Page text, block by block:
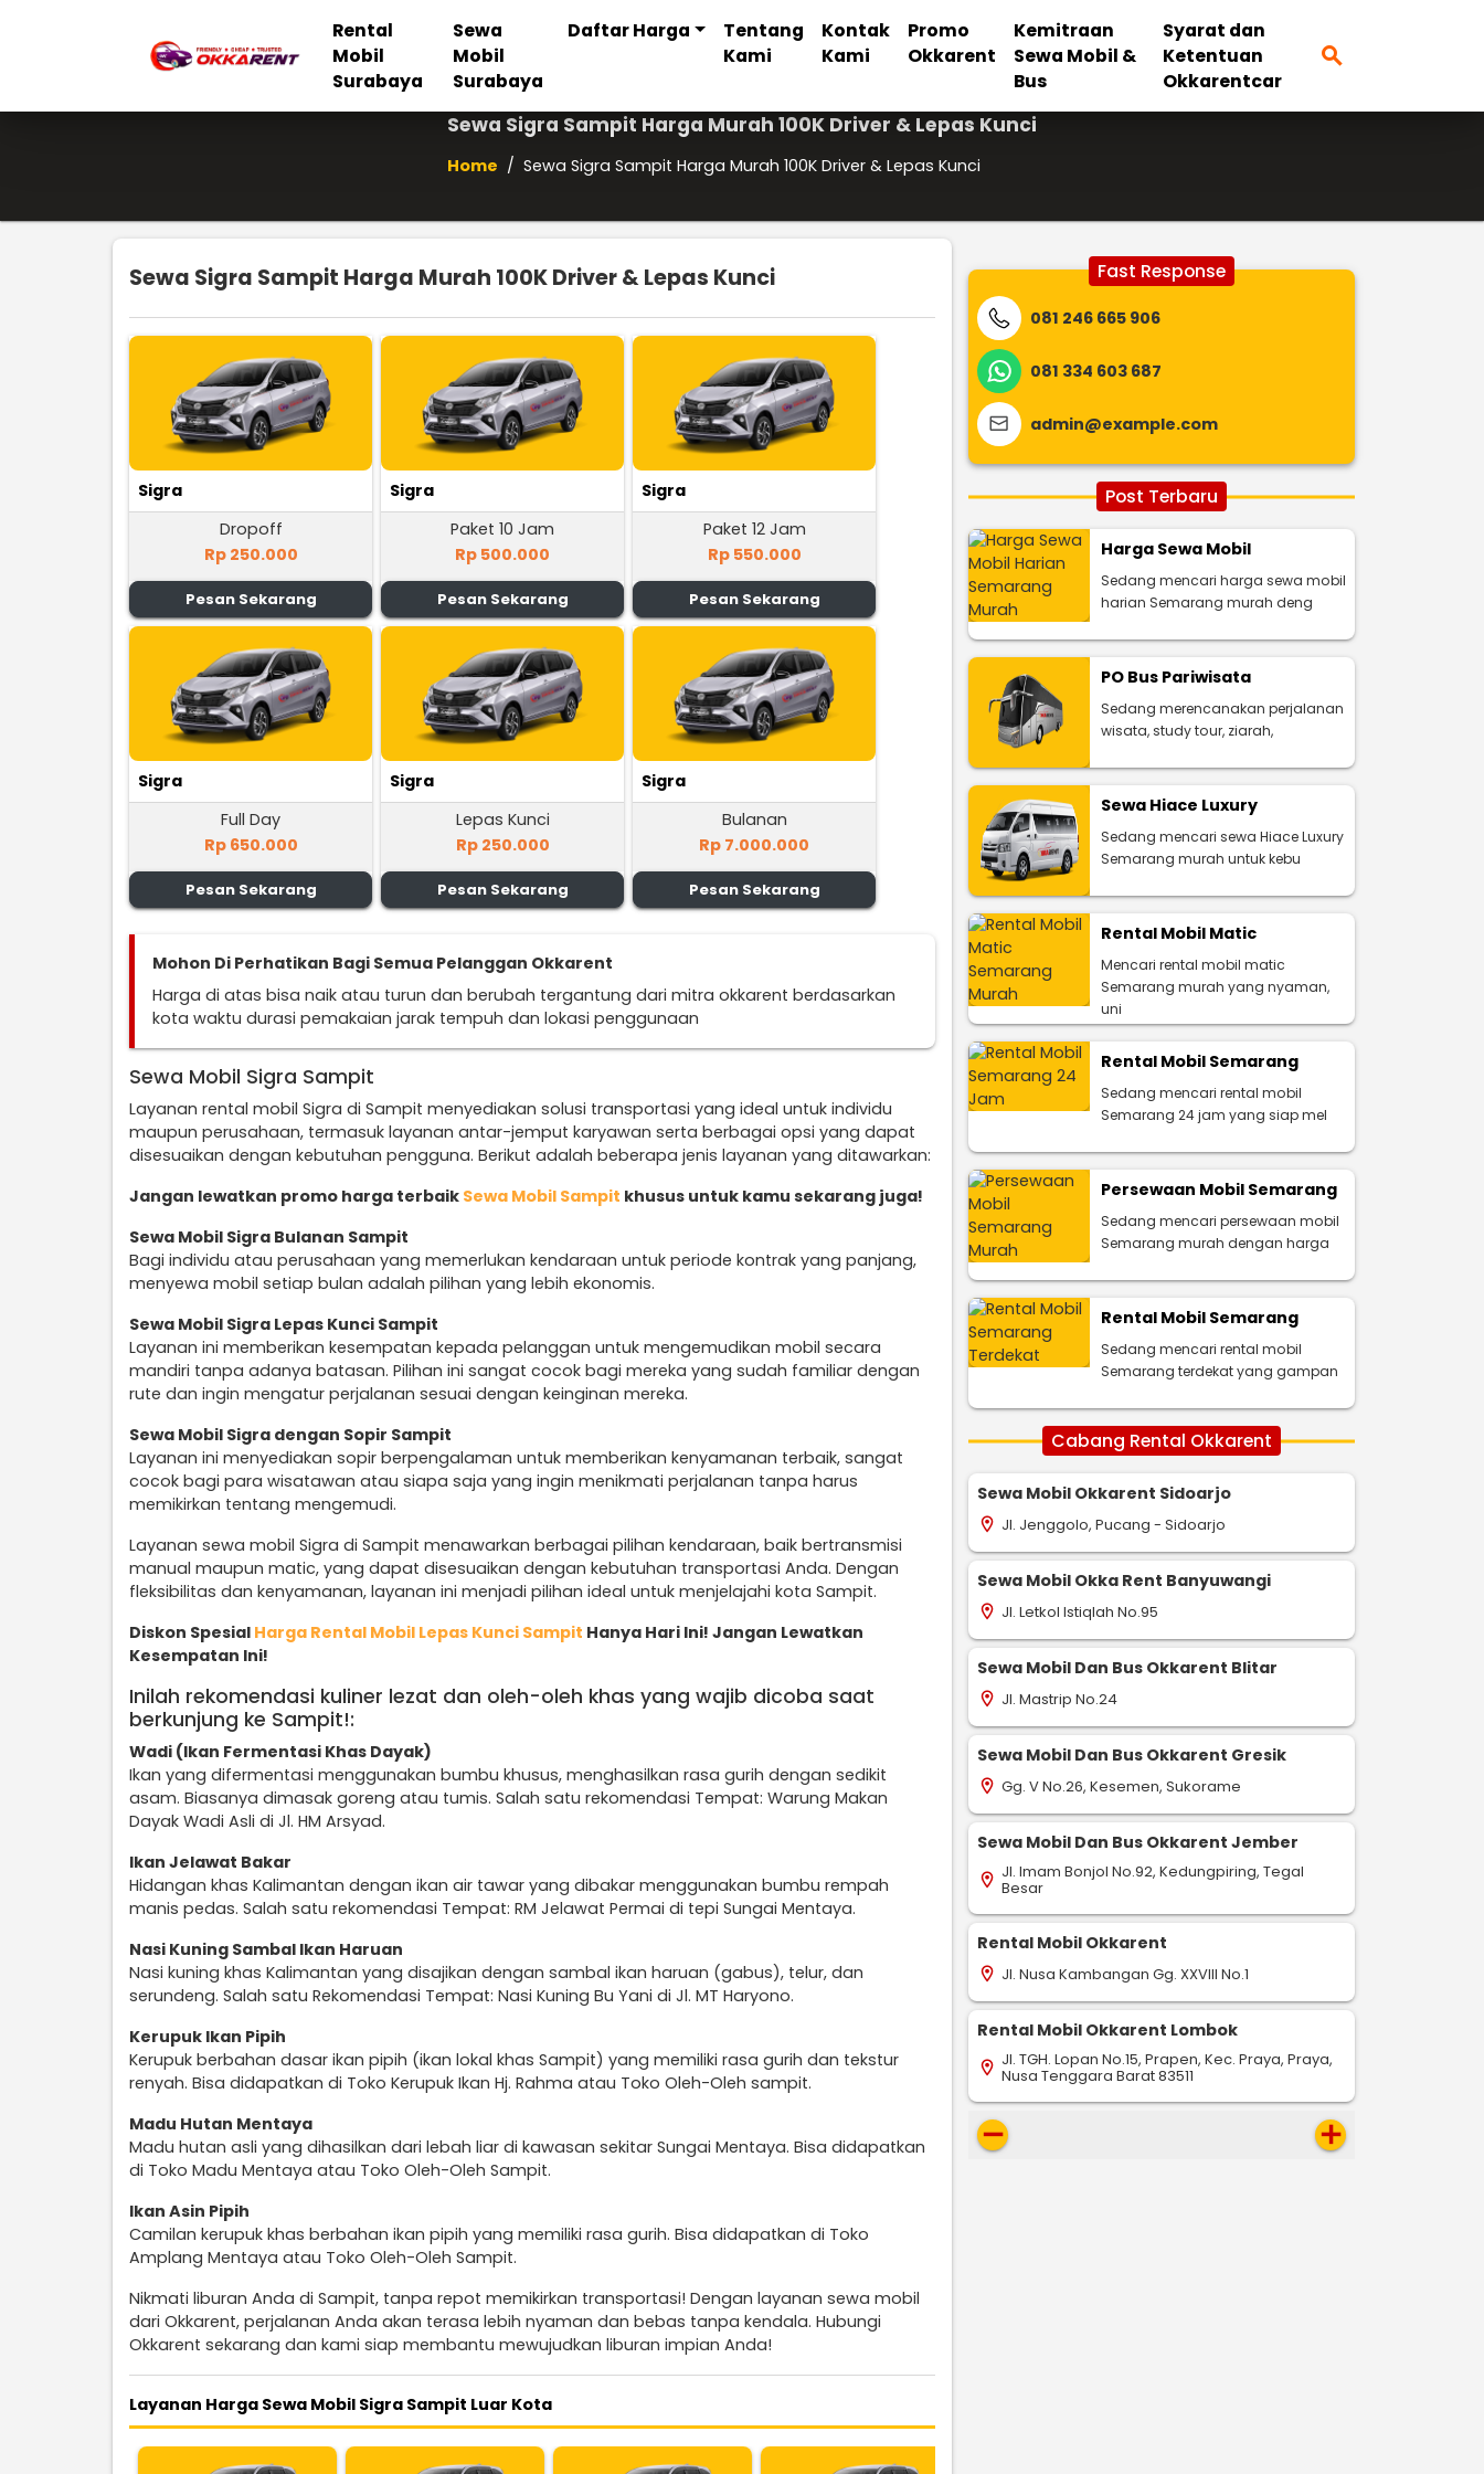
Rental
Mobil
Surabaya
Sewa
Mobil
Surabaya
Daftar Harga
Tentang
Kami
Kontak
Kami
Promo
Okkarent
Kemitraan
Sewa Mobil &
Bus
Syarat dan
Ketentuan
Okkarentcar
search
Sewa Sigra Sampit Harga Murah 100K Driver & Lepas Kunci
Home / Sewa Sigra Sampit Harga Murah 100K Driver & Lepas Kunci
Sewa Sigra Sampit Harga Murah 100K Driver & Lepas Kunci
Sigra
Dropoff
Rp 250.000
Pesan Sekarang
Sigra
Paket 10 Jam
Rp 500.000
Pesan Sekarang
Sigra
Paket 12 Jam
Rp 550.000
Pesan Sekarang
Sigra
Full Day
Rp 650.000
Pesan Sekarang
Sigra
Lepas Kunci
Rp 250.000
Pesan Sekarang
Sigra
Bulanan
Rp 7.000.000
Pesan Sekarang
Mohon Di Perhatikan Bagi Semua Pelanggan Okkarent
Harga di atas bisa naik atau turun dan berubah tergantung dari mitra okkarent berdasarkan
kota waktu durasi pemakaian jarak tempuh dan lokasi penggunaan
Sewa Mobil Sigra Sampit
Layanan rental mobil Sigra di Sampit menyediakan solusi transportasi yang ideal untuk individu
maupun perusahaan, termasuk layanan antar-jemput karyawan serta berbagai opsi yang dapat
disesuaikan dengan kebutuhan pengguna. Berikut adalah beberapa jenis layanan yang ditawarkan:
Jangan lewatkan promo harga terbaik Sewa Mobil Sampit khusus untuk kamu sekarang juga!
Sewa Mobil Sigra Bulanan Sampit
Bagi individu atau perusahaan yang memerlukan kendaraan untuk periode kontrak yang panjang,
menyewa mobil setiap bulan adalah pilihan yang lebih ekonomis.
Sewa Mobil Sigra Lepas Kunci Sampit
Layanan ini memberikan kesempatan kepada pelanggan untuk mengemudikan mobil secara
mandiri tanpa adanya batasan. Pilihan ini sangat cocok bagi mereka yang sudah familiar dengan
rute dan ingin mengatur perjalanan sesuai dengan keinginan mereka.
Sewa Mobil Sigra dengan Sopir Sampit
Layanan ini menyediakan sopir berpengalaman untuk memberikan kenyamanan terbaik, sangat
cocok bagi para wisatawan atau siapa saja yang ingin menikmati perjalanan tanpa harus
memikirkan tentang mengemudi.
Layanan sewa mobil Sigra di Sampit menawarkan berbagai pilihan kendaraan, baik bertransmisi
manual maupun matic, yang dapat disesuaikan dengan kebutuhan transportasi Anda. Dengan
fleksibilitas dan kenyamanan, layanan ini menjadi pilihan ideal untuk menjelajahi kota Sampit.
Diskon Spesial Harga Rental Mobil Lepas Kunci Sampit Hanya Hari Ini! Jangan Lewatkan
Kesempatan Ini!
Inilah rekomendasi kuliner lezat dan oleh-oleh khas yang wajib dicoba saat
berkunjung ke Sampit!:
Wadi (Ikan Fermentasi Khas Dayak)
Ikan yang difermentasi menggunakan bumbu khusus, menghasilkan rasa gurih dengan sedikit
asam. Biasanya dimasak goreng atau tumis. Salah satu rekomendasi Tempat: Warung Makan
Dayak Wadi Asli di Jl. HM Arsyad.
Ikan Jelawat Bakar
Hidangan khas Kalimantan dengan ikan air tawar yang dibakar menggunakan bumbu rempah
manis pedas. Salah satu rekomendasi Tempat: RM Jelawat Permai di tepi Sungai Mentaya.
Nasi Kuning Sambal Ikan Haruan
Nasi kuning khas Kalimantan yang disajikan dengan sambal ikan haruan (gabus), telur, dan
serundeng. Salah satu Rekomendasi Tempat: Nasi Kuning Bu Yani di Jl. MT Haryono.
Kerupuk Ikan Pipih
Kerupuk berbahan dasar ikan pipih (ikan lokal khas Sampit) yang memiliki rasa gurih dan tekstur
renyah. Bisa didapatkan di Toko Kerupuk Ikan Hj. Rahma atau Toko Oleh-Oleh sampit.
Madu Hutan Mentaya
Madu hutan asli yang dihasilkan dari lebah liar di kawasan sekitar Sungai Mentaya. Bisa didapatkan
di Toko Madu Mentaya atau Toko Oleh-Oleh Sampit.
Ikan Asin Pipih
Camilan kerupuk khas berbahan ikan pipih yang memiliki rasa gurih. Bisa didapatkan di Toko
Amplang Mentaya atau Toko Oleh-Oleh Sampit.
Nikmati liburan Anda di Sampit, tanpa repot memikirkan transportasi! Dengan layanan sewa mobil
dari Okkarent, perjalanan Anda akan terasa lebih nyaman dan bebas tanpa kendala. Hubungi
Okkarent sekarang dan kami siap membantu mewujudkan liburan impian Anda!
Layanan Harga Sewa Mobil Sigra Sampit Luar Kota
Fast Response
081 246 665 906
081 334 603 687
admin@example.com
Post Terbaru
Harga Sewa Mobil
Sedang mencari harga sewa mobil
harian Semarang murah deng
PO Bus Pariwisata
Sedang merencanakan perjalanan
wisata, study tour, ziarah,
Sewa Hiace Luxury
Sedang mencari sewa Hiace Luxury
Semarang murah untuk kebu
Rental Mobil Matic
Mencari rental mobil matic
Semarang murah yang nyaman,
uni
Rental Mobil Semarang
Sedang mencari rental mobil
Semarang 24 jam yang siap mel
Persewaan Mobil Semarang
Sedang mencari persewaan mobil
Semarang murah dengan harga
Rental Mobil Semarang
Sedang mencari rental mobil
Semarang terdekat yang gampan
Cabang Rental Okkarent
Sewa Mobil Okkarent Sidoarjo
location_on Jl. Jenggolo, Pucang - Sidoarjo
Sewa Mobil Okka Rent Banyuwangi
location_on Jl. Letkol Istiqlah No.95
Sewa Mobil Dan Bus Okkarent Blitar
location_on Jl. Mastrip No.24
Sewa Mobil Dan Bus Okkarent Gresik
location_on Gg. V No.26, Kesemen, Sukorame
Sewa Mobil Dan Bus Okkarent Jember
location_on Jl. Imam Bonjol No.92, Kedungpiring, Tegal
Besar
Rental Mobil Okkarent
location_on Jl. Nusa Kambangan Gg. XXVIII No.1
Rental Mobil Okkarent Lombok
location_on Jl. TGH. Lopan No.15, Prapen, Kec. Praya, Praya,
Nusa Tenggara Barat 83511
remove add